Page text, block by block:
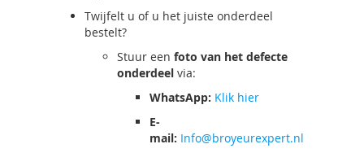
Twijfelt u of u het juiste onderdeel
bestelt?
Stuur een foto van het defecte
onderdeel via:
WhatsApp: Klik hier
E-
mail: Info@broyeurexpert.nl